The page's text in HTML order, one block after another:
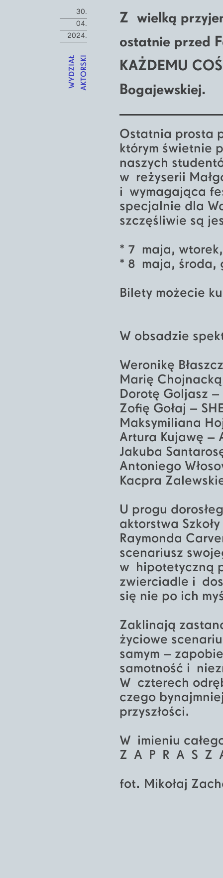
30.
04.
2024.
WYDZIAŁAKTORSKI
Z wielką
ostatnie przed
KAŻDEMU
Bogajewskiej.
Ostatnia prosta
którym świetnie
naszych
w reżyserii
i wymagająca
specjalnie dla
szczęśliwie są
* 7 maja,
* 8 maja, środa,
Bilety możecie
W obsadzie
Weronikę
Marię
Dorotę Goljasz –
Zofię Gołaj –
Maksymiliana
Artura Kujawę –
Jakuba
Antoniego
Kacpra
U progu
aktorstwa
Raymonda
scenariusz
w hipotetyczną
zwierciadle i
się nie po ich
Zaklinają
życiowe
samym –
samotność i
W czterech
czego
przyszłości.
W imieniu
Z A P R A S Z
fot. Mikołaj